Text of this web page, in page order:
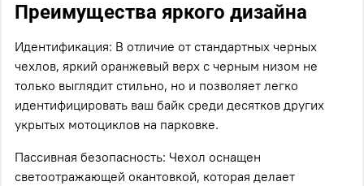
Преимущества яркого дизайна
Идентификация: В отличие от стандартных черных
чехлов, яркий оранжевый верх с черным низом не
только выглядит стильно, но и позволяет легко
идентифицировать ваш байк среди десятков других
укрытых мотоциклов на парковке.
Пассивная безопасность: Чехол оснащен
светоотражающей окантовкой, которая делает